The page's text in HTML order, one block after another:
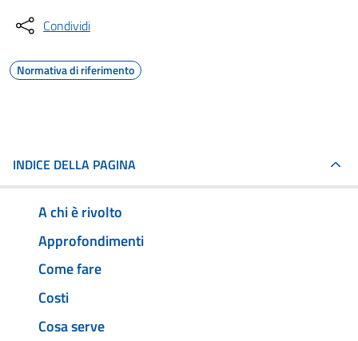
Condividi
Normativa di riferimento
INDICE DELLA PAGINA
A chi è rivolto
Approfondimenti
Come fare
Costi
Cosa serve